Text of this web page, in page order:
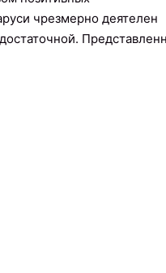
чрезмерно деятелен